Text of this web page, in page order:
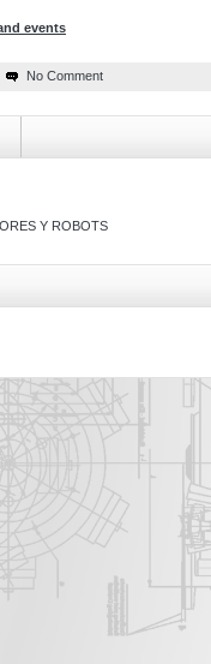
events
No Comment
Y ROBOTS